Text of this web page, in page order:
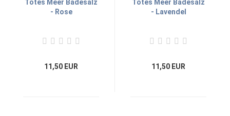
Totes Meer Badesalz
- Rose
11,50 EUR
Totes Meer Badesalz
- Lavendel
11,50 EUR